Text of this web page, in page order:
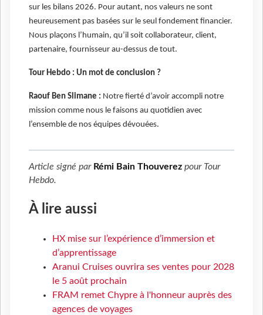
sur les bilans 2026. Pour autant, nos valeurs ne sont
heureusement pas basées sur le seul fondement financier.
Nous plaçons l’humain, qu’il soit collaborateur, client,
partenaire, fournisseur au-dessus de tout.
Tour Hebdo : Un mot de conclusion ?
Raouf Ben Slimane : Notre fierté d’avoir accompli notre
mission comme nous le faisons au quotidien avec
l’ensemble de nos équipes dévouées.
Article signé par Rémi Bain Thouverez pour Tour
Hebdo.
À lire aussi
HX mise sur l’expérience d’immersion et
d’apprentissage
Aranui Cruises ouvrira ses ventes pour 2028
le 5 août prochain
FRAM remet Chypre à l'honneur auprès des
agences de voyages